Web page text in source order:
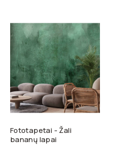
Fototapetai - Žali
bananų lapai